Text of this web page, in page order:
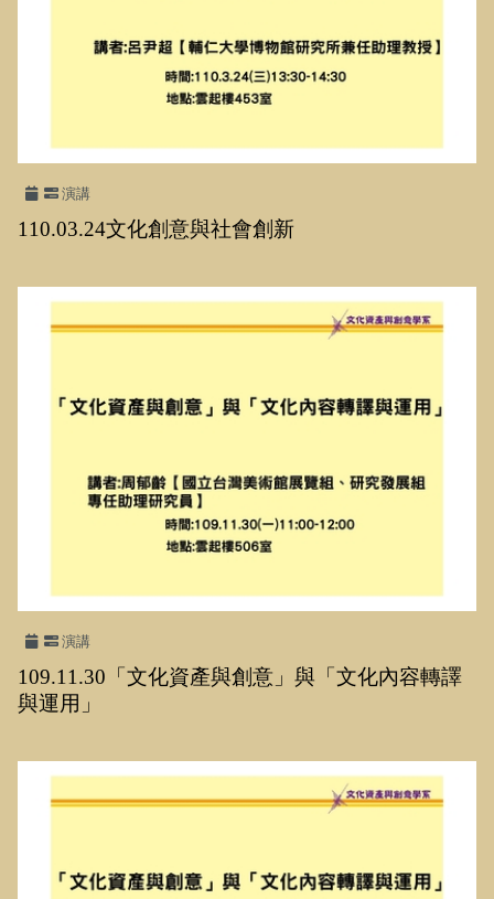
演講
110.03.24文化創意與社會創新
演講
109.11.30「文化資產與創意」與「文化內容轉譯
與運用」